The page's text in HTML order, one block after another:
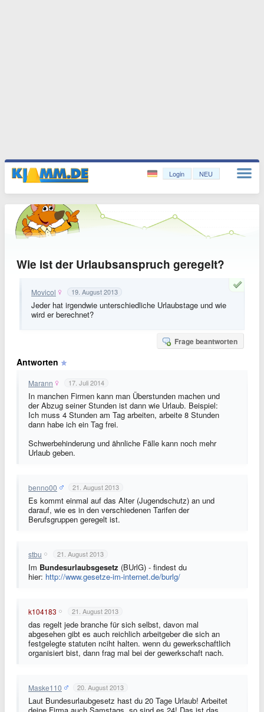
Login NEU
Wie ist der Urlaubsanspruch geregelt?
Movicol 19. August 2013
Jeder hat irgendwie unterschiedliche Urlaubstage und wie
wird er berechnet?
Frage beantworten
Antworten
Marann 17. Juli 2014
In manchen Firmen kann man Überstunden machen und
der Abzug seiner Stunden ist dann wie Urlaub. Beispiel:
Ich muss 4 Stunden am Tag arbeiten, arbeite 8 Stunden
dann habe ich ein Tag frei.
Schwerbehinderung und ähnliche Fälle kann noch mehr
Urlaub geben.
benno00 21. August 2013
Es kommt einmal auf das Alter (Jugendschutz) an und
darauf, wie es in den verschiedenen Tarifen der
Berufsgruppen geregelt ist.
stbu 21. August 2013
Im Bundesurlaubsgesetz (BUrlG) - findest du
hier: http://www.gesetze-im-internet.de/burlg/
k104183 21. August 2013
das regelt jede branche für sich selbst, davon mal
abgesehen gibt es auch reichlich arbeitgeber die sich an
festgelegte statuten nciht halten. wenn du gewerkschaftlich
organisiert bist, dann frag mal bei der gewerkschaft nach.
Maske110 20. August 2013
Laut Bundesurlaubgesetz hast du 20 Tage Urlaub! Arbeitet